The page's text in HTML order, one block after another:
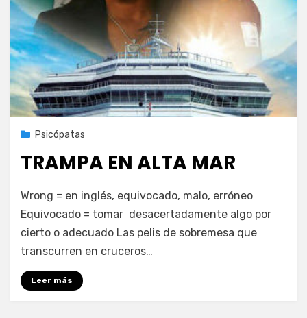
Publicada
3 de octubre de 2020
Psicópatas
TRAMPA EN ALTA MAR
PeliDeTarde
Deja un comentario
TRAMPA
EN
ALTA
MAR
Wrong = en inglés, equivocado, malo, erróneo
Equivocado = tomar desacertadamente algo por
cierto o adecuado Las pelis de sobremesa que
transcurren en cruceros…
Leer más